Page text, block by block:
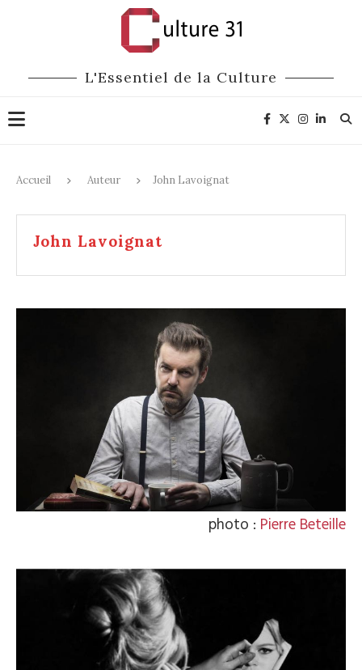
L'Essentiel de la Culture
Accueil Auteur John Lavoignat
John Lavoignat
photo : Pierre Beteille